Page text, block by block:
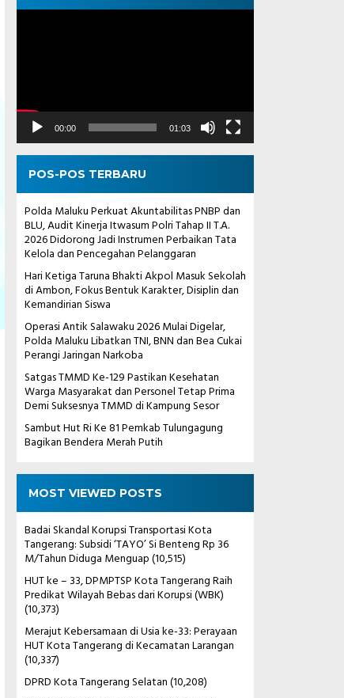
Pemutar
00:00 01:03
POS-POS TERBARU
Polda Maluku Perkuat Akuntabilitas PNBP dan
BLU, Audit Kinerja Itwasum Polri Tahap II T.A.
2026 Didorong Jadi Instrumen Perbaikan Tata
Kelola dan Pencegahan Pelanggaran
Hari Ketiga Taruna Bhakti Akpol Masuk Sekolah
di Ambon, Fokus Bentuk Karakter, Disiplin dan
Kemandirian Siswa
Operasi Antik Salawaku 2026 Mulai Digelar,
Polda Maluku Libatkan TNI, BNN dan Bea Cukai
Perangi Jaringan Narkoba
Satgas TMMD Ke-129 Pastikan Kesehatan
Warga Masyarakat dan Personel Tetap Prima
Demi Suksesnya TMMD di Kampung Sesor
Sambut Hut Ri Ke 81 Pemkab Tulungagung
Bagikan Bendera Merah Putih
MOST VIEWED POSTS
Badai Skandal Korupsi Transportasi Kota
Tangerang: Subsidi ‘TAYO’ Si Benteng Rp 36
M/Tahun Diduga Menguap(10,515)
HUT ke – 33, DPMPTSP Kota Tangerang Raih
Predikat Wilayah Bebas dari Korupsi (WBK)
(10,373)
Merajut Kebersamaan di Usia ke-33: Perayaan
HUT Kota Tangerang di Kecamatan Larangan
(10,337)
DPRD Kota Tangerang Selatan(10,208)